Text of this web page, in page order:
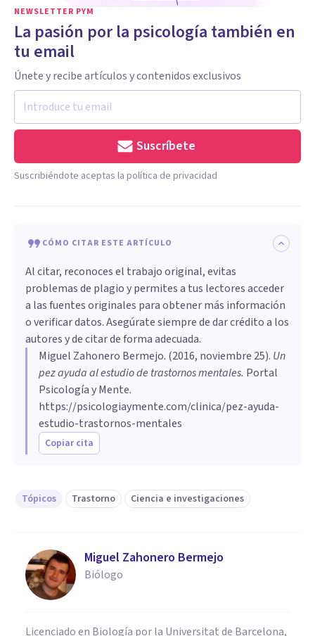
NEWSLETTER PYM
La pasión por la psicología también en
tu email
Únete y recibe artículos y contenidos exclusivos
Suscríbete
Suscribiéndote aceptas la política de privacidad
CÓMO CITAR ESTE ARTÍCULO
Al citar, reconoces el trabajo original, evitas
problemas de plagio y permites a tus lectores acceder
a las fuentes originales para obtener más información
o verificar datos. Asegúrate siempre de dar crédito a los
autores y de citar de forma adecuada.
Miguel Zahonero Bermejo. (2016, noviembre 25). ​Un
pez ayuda al estudio de trastornos mentales. Portal
Psicología y Mente.
https://psicologiaymente.com/clinica/pez-ayuda-
estudio-trastornos-mentales
Copiar cita
Tópicos Trastorno Ciencia e investigaciones
Miguel Zahonero Bermejo
Biólogo
Licenciado en Biología por la Universitat de Barcelona,